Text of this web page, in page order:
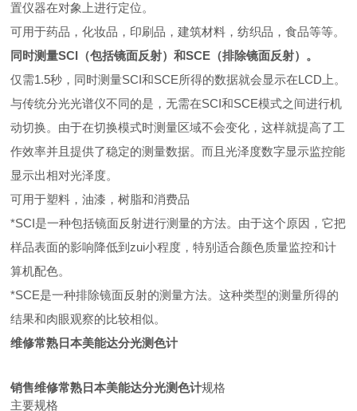
置仪器在对象上进行定位。
可用于药品，化妆品，印刷品，建筑材料，纺织品，食品等等。
同时测量SCI（包括镜面反射）和SCE（排除镜面反射）。
仅需1.5秒，同时测量SCI和SCE所得的数据就会显示在LCD上。
与传统分光光谱仪不同的是，无需在SCI和SCE模式之间进行机
动切换。由于在切换模式时测量区域不会变化，这样就提高了工
作效率并且提供了稳定的测量数据。而且光泽度数字显示监控能
显示出相对光泽度。
可用于塑料，油漆，树脂和消费品
*SCI是一种包括镜面反射进行测量的方法。由于这个原因，它把
样品表面的影响降低到zui小程度，特别适合颜色质量监控和计
算机配色。
*SCE是一种排除镜面反射的测量方法。这种类型的测量所得的
结果和肉眼观察的比较相似。
维修常熟日本美能达分光测色计
销售维修常熟日本美能达分光测色计规格
主要规格